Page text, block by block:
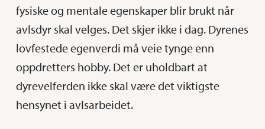
fysiske og mentale egenskaper blir brukt når
avlsdyr skal velges. Det skjer ikke i dag. Dyrenes
lovfestede egenverdi må veie tynge enn
oppdretters hobby. Det er uholdbart at
dyrevelferden ikke skal være det viktigste
hensynet i avlsarbeidet.